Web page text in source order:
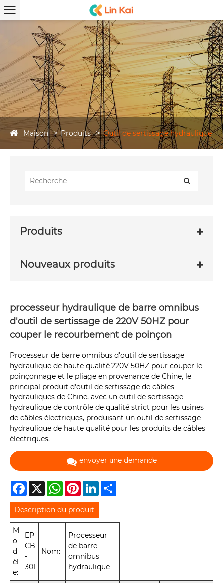
Maison Produits Outil de sertissage hydraulique
Produits
Nouveaux produits
processeur hydraulique de barre omnibus
d'outil de sertissage de 220V 50HZ pour
couper le recourbement de poinçon
Processeur de barre omnibus d'outil de sertissage
hydraulique de haute qualité 220V 50HZ pour couper le
poinçonnage et le pliage en provenance de Chine, le
principal produit d'outil de sertissage de câbles
hydrauliques de Chine, avec un outil de sertissage
hydraulique de contrôle de qualité strict pour les usines
de câbles électriques, produisant un outil de sertissage
hydraulique de haute qualité pour les produits de câbles
électriques.
envoyer une demande
Facebook
X WhatsAppPinterestLinkedIn
Description du produit
M
o
d
èl
e:
EP
CB
-
301
Nom:
Processeur
de barre
omnibus
hydraulique